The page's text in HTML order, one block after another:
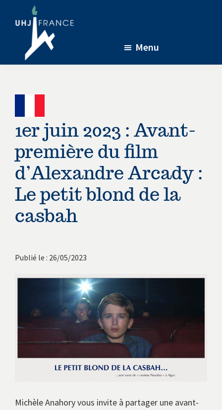
principal
latérale
pageUHJ-
la
menée
l’Université
de
Jérusalem
en
partenariat
instituts
Menu
1er juin 2023 : Avant-
première du film
d’Alexandre Arcady :
Le petit blond de la
casbah
Publié le : 26/05/2023
Michèle Anahory vous invite à partager une avant-